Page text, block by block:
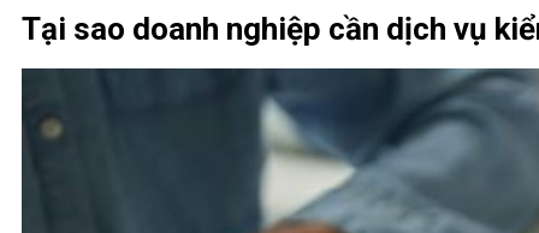
Tại sao doanh nghiệp cần dịch vụ